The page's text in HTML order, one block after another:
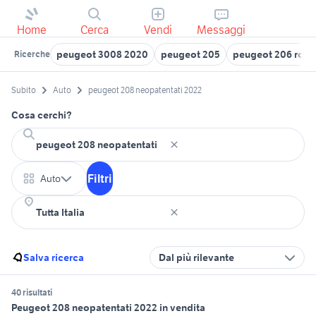
Home Cerca Vendi Messaggi
Ricerche peugeot 3008 2020 peugeot 205 peugeot 206 rc
Subito Auto peugeot 208 neopatentati 2022
Cosa cerchi?
Auto Filtri
Salva ricerca Dal più rilevante
40 risultati
Peugeot 208 neopatentati 2022 in vendita